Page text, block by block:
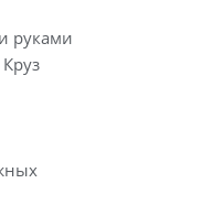
руками